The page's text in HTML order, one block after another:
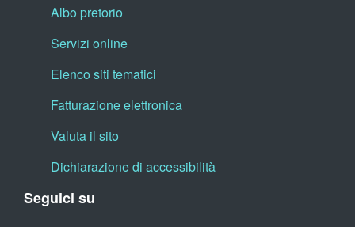
Albo pretorio
Servizi online
Elenco siti tematici
Fatturazione elettronica
Valuta il sito
Dichiarazione di accessibilità
Seguici su